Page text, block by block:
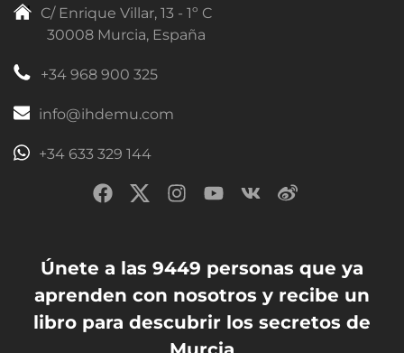
C/ Enrique Villar, 13 - 1º C
30008 Murcia, España
+34 968 900 325
info@ihdemu.com
+34 633 329 144
Únete a las 9449 personas que ya
aprenden con nosotros y recibe un
libro para descubrir los secretos de